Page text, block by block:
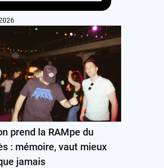
prend la RAMpe du
: mémoire, vaut mieux
jamais